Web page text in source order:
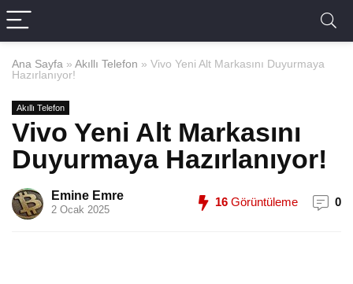
Ana Sayfa » Akıllı Telefon » Vivo Yeni Alt Markasını Duyurmaya
Hazırlanıyor!
Akıllı Telefon
Vivo Yeni Alt Markasını
Duyurmaya Hazırlanıyor!
Emine Emre
2 Ocak 2025
16 Görüntüleme 0